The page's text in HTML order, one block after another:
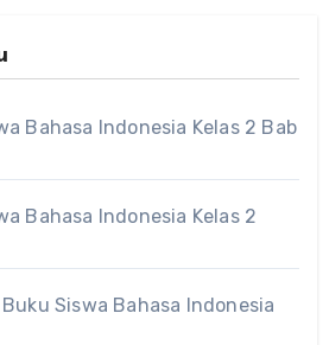
Bahasa Indonesia Kelas 2 Bab
Bahasa Indonesia Kelas 2
Siswa Bahasa Indonesia